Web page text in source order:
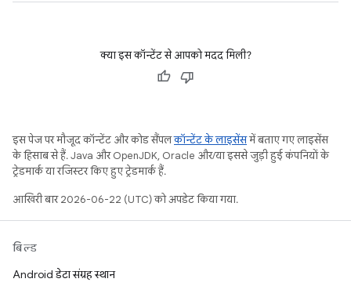
क्या इस कॉन्टेंट से आपको मदद मिली?
इस पेज पर मौजूद कॉन्टेंट और कोड सैंपलकॉन्टेंट के लाइसेंसमें बताए गए लाइसेंस
के हिसाब से हैं. Java और OpenJDK, Oracle और/या इससे जुड़ी हुई कंपनियों के
ट्रेडमार्क या रजिस्टर किए हुए ट्रेडमार्क हैं.
आखिरी बार 2026-06-22 (UTC) को अपडेट किया गया.
बिल्ड
Android डेटा संग्रह स्थान